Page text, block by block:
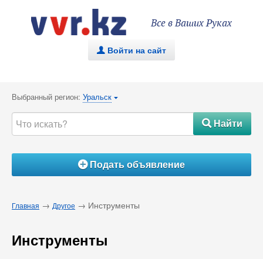
Все в Ваших Руках
. Войти на сайт
Выбранный регион: Уральск {
#Найти
ÁПодать объявление
Главная → Другое → Инструменты
Инструменты